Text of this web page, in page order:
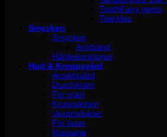
ToothFairy gems
Twinkles
Smycken
Smycken
Armband
Hårdekorationer
Hud & Kroppsvård
Ansiktsvård
Duschkräm
För män
Kroppslotion
Vaxprodukter
För laser
Massage